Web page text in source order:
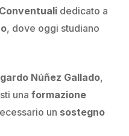
dedicato a
, dove oggi studiano
Núñez Gallado,
unaformazione
un sostegno